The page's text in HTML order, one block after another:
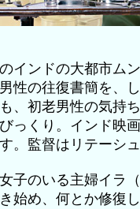
インドの大都市ム
性の往復書簡を、
、初老男性の気持
っくり。インド映
。監督はリテーシ
子のいる主婦イラ
始め、何とか修復